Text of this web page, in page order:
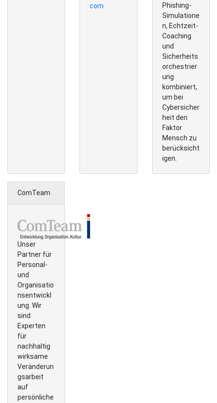
com
Phishing-
Simulatione
n, Echtzeit-
Coaching
und
Sicherheits
orchestrier
ung
kombiniert,
um bei
Cybersicher
heit den
Faktor
Mensch zu
berücksicht
igen.
ComTeam
Unser
Partner für
Personal-
und
Organisatio
nsentwickl
ung. Wir
sind
Experten
für
nachhaltig
wirksame
Veränderun
gsarbeit
auf
persönliche